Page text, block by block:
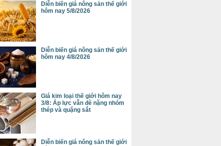
Diễn biến giá nông sản thế giới
hôm nay 5/8/2026
Diễn biến giá nông sản thế giới
hôm nay 4/8/2026
Giá kim loại thế giới hôm nay
3/8: Áp lực vẫn đè nặng nhóm
thép và quặng sắt
Diễn biến giá nông sản thế giới